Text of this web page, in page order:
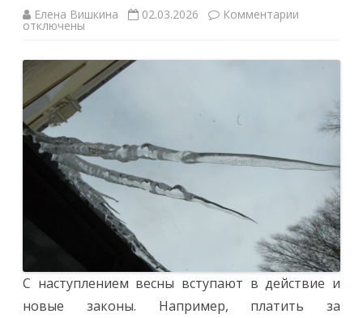
Елена Вишкина 02.03.2026 Комментарии
НОВЫЕ
ЗАКОНЫ
отключены
С наступлением весны вступают в действие и
новые законы. Например, платить за